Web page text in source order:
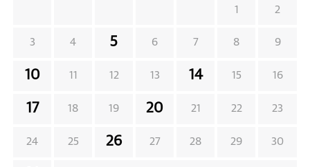
1 2
3 4 5 6 7 8 9
10 11 12 13 14 15 16
17 18 19 20 21 22 23
24 25 26 27 28 29 30